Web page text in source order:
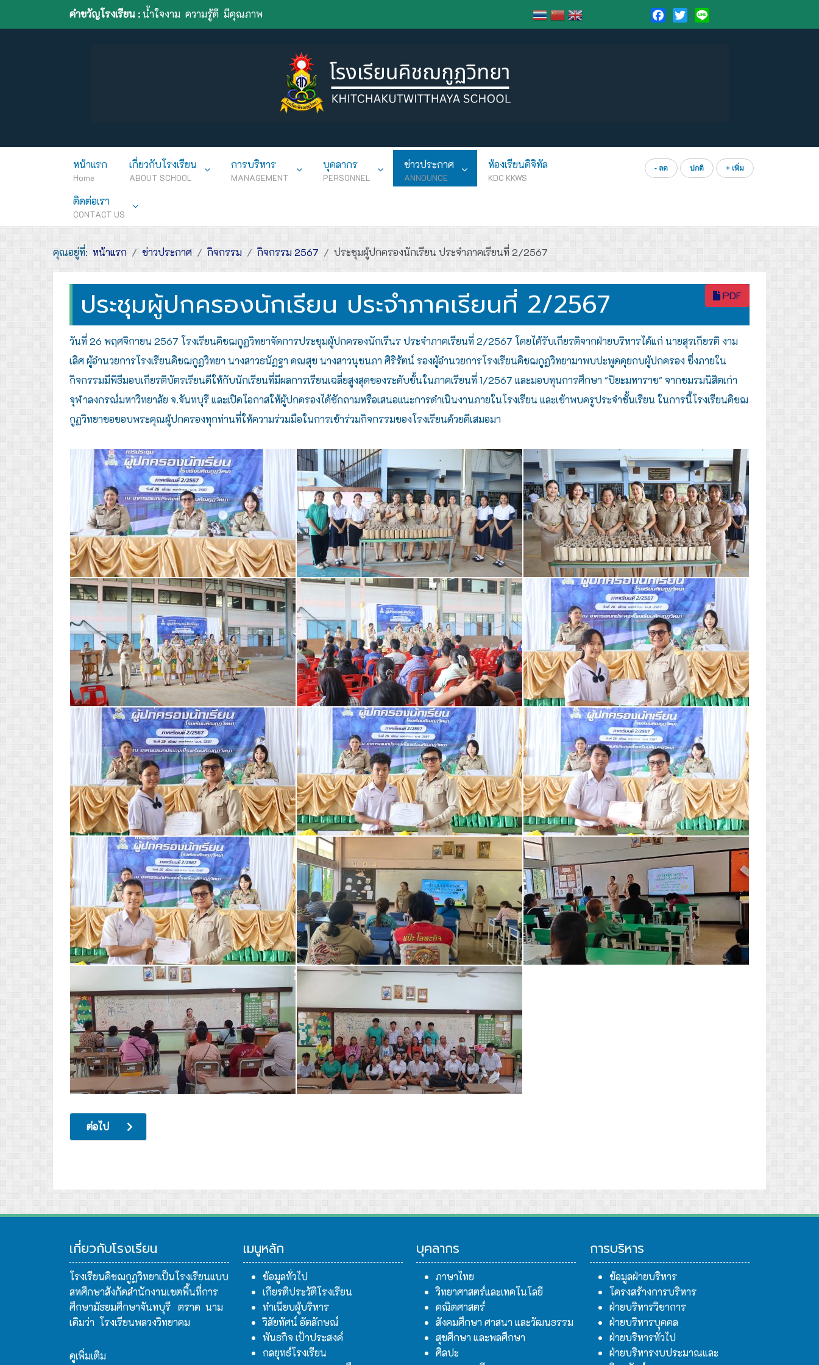
คำขวัญโรงเรียน :น้ำใจงาม ความรู้ดี มีคุณภาพ
Facebook
TwitterLine
หน้าแรก
Home
เกี่ยวกับโรงเรียน
ABOUT SCHOOL
การบริหาร
MANAGEMENT
บุคลากร
PERSONNEL
ข่าวประกาศ
ANNOUNCE
ห้องเรียนดิจิทัล
KDC KKWS
ติดต่อเรา
CONTACT US
- ลด ปกติ + เพิ่ม
คุณอยู่ที่: หน้าแรก ข่าวประกาศ กิจกรรม กิจกรรม 2567 ประชุมผู้ปกครองนักเรียน ประจำภาคเรียนที่ 2/2567
PDF
ประชุมผู้ปกครองนักเรียน ประจำภาคเรียนที่ 2/2567
วันที่ 26 พฤศจิกายน 2567 โรงเรียนคิชฌกูฏวิทยาจัดการประชุมผู้ปกครองนักเรีนร ประจำภาคเรียนที่ 2/2567 โดยได้รับเกียรติจากฝ่ายบริหารได้แก่ นายสุรเกียรติ งาม
เลิศผู้อำนวยการโรงเรียนคิชฌกูฏวิทยา นางสาวธนัฏฐา คณสุข นางสาวนุชนภา ศิริรัตน์ รองผู้อำนวยการโรงเรียนคิชฌกูฏวิทยามาพบปะพูดคุยกบผู้ปกครอง ซึ่งภายใน
กิจกรรมมีพิธีมอบเกียรติบัตรเรียนดีให้กับนักเรียนที่มีผลการเรียนเฉลี่ยสูงสุดของระดับชั้นในภาคเรียนที่ 1/2567 และมอบทุนการศึกษา "ปิยะมหาราช" จากชมรมนิสิตเก่า
จุฬาลงกรณ์มหาวิทยาลัย จ.จันทบุรี และเปิดโอกาสให้ผู้ปกครองได้ซักถามหรือเสนอแนะการดำเนินงานภายในโรงเรียน และเข้าพบครูประจำชั้นเรียน ในการนี้โรงเรียนคิชฌ
กูฏวิทยาขอขอบพระคุณผู้ปกครองทุกท่านที่ให้ความร่วมมือในการเข้าร่วมกิจกรรมของโรงเรียนด้วยดีเสมอมา
เนื้อหาถัดไป: สอบธรรมศึกษา ประจำปี พ.ศ.2567
ต่อไป
เกี่ยวกับโรงเรียน
โรงเรียนคิชฌกูฏวิทยาเป็นโรงเรียนแบบ
สหศึกษาสังกัดสำนักงานเขตพื้นที่การ
ศึกษามัธยมศึกษาจันทบุรี ตราด นาม
เดิมว่า โรงเรียนพลวงวิทยาคม
ดูเพิ่มเติม
เมนูหลัก
ข้อมูลทั่วไป
เกียรติประวัติโรงเรียน
ทำเนียบผู้บริหาร
วิสัยทัศน์ อัตลักษณ์
พันธกิจ เป้าประสงค์
กลยุทธ์โรงเรียน
บุคลากร
ภาษาไทย
วิทยาศาสตร์และเทคโนโลยี
คณิตศาสตร์
สังคมศึกษา ศาสนา และวัฒนธรรม
สุขศึกษา และพลศึกษา
ศิลปะ
การบริหาร
ข้อมูลฝ่ายบริหาร
โครงสร้างการบริหาร
ฝ่ายบริหารวิชาการ
ฝ่ายบริหารบุคคล
ฝ่ายบริหารทั่วไป
ฝ่ายบริหารงบประมาณและ